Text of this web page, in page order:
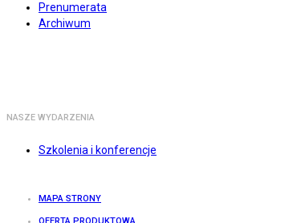
Prenumerata
Archiwum
NASZE WYDARZENIA
Szkolenia i konferencje
MAPA STRONY